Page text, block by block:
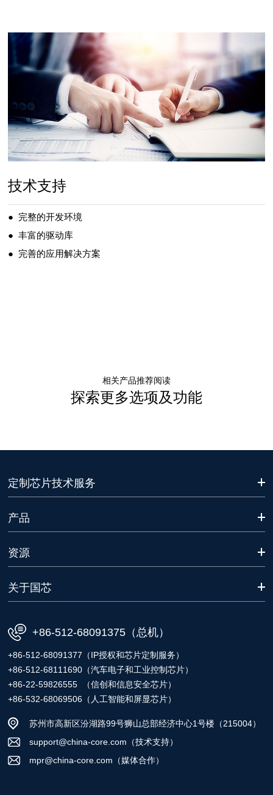
技术支持
● 完整的开发环境
● 丰富的驱动库
● 完善的应用解决方案
相关产品推荐阅读
探索更多选项及功能
定制芯片技术服务
产品
资源
关于国芯
+86-512-68091375（总机）
+86-512-68091377（IP授权和芯片定制服务）
+86-512-68111690（汽车电子和工业控制芯片）
+86-22-59826555 （信创和信息安全芯片）
+86-532-68069506（人工智能和屏显芯片）
苏州市高新区汾湖路99号狮山总部经济中心1号楼（215004）
support@china-core.com（技术支持）
mpr@china-core.com（媒体合作）